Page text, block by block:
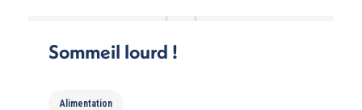
Sommeil lourd !
Alimentation